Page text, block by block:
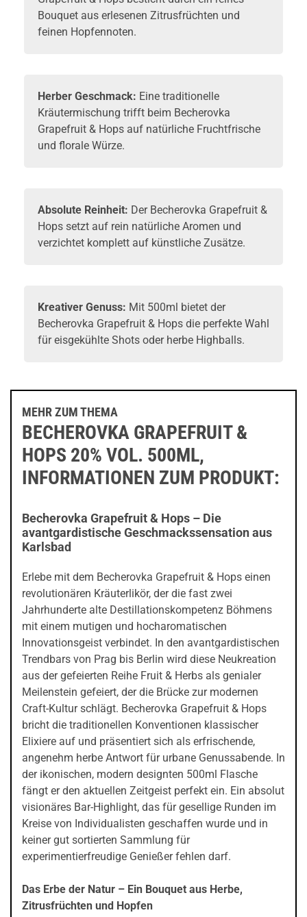
Bouquet aus erlesenen Zitrusfrüchten und
feinen Hopfennoten.
Herber Geschmack: Eine traditionelle
Kräutermischung trifft beim Becherovka
Grapefruit & Hops auf natürliche Fruchtfrische
und florale Würze.
Absolute Reinheit: Der Becherovka Grapefruit &
Hops setzt auf rein natürliche Aromen und
verzichtet komplett auf künstliche Zusätze.
Kreativer Genuss: Mit 500ml bietet der
Becherovka Grapefruit & Hops die perfekte Wahl
für eisgekühlte Shots oder herbe Highballs.
MEHR ZUM THEMA
BECHEROVKA GRAPEFRUIT &
HOPS 20% VOL. 500ML,
INFORMATIONEN ZUM PRODUKT:
Becherovka Grapefruit & Hops – Die
avantgardistische Geschmackssensation aus
Karlsbad
Erlebe mit dem Becherovka Grapefruit & Hops einen
revolutionären Kräuterlikör, der die fast zwei
Jahrhunderte alte Destillationskompetenz Böhmens
mit einem mutigen und hocharomatischen
Innovationsgeist verbindet. In den avantgardistischen
Trendbars von Prag bis Berlin wird diese Neukreation
aus der gefeierten Reihe Fruit & Herbs als genialer
Meilenstein gefeiert, der die Brücke zur modernen
Craft-Kultur schlägt. Becherovka Grapefruit & Hops
bricht die traditionellen Konventionen klassischer
Elixiere auf und präsentiert sich als erfrischende,
angenehm herbe Antwort für urbane Genussabende. In
der ikonischen, modern designten 500ml Flasche
fängt er den aktuellen Zeitgeist perfekt ein. Ein absolut
visionäres Bar-Highlight, das für gesellige Runden im
Kreise von Individualisten geschaffen wurde und in
keiner gut sortierten Sammlung für
experimentierfreudige Genießer fehlen darf.
Das Erbe der Natur – Ein Bouquet aus Herbe,
Zitrusfrüchten und Hopfen